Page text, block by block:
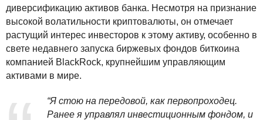
диверсификацию активов банка. Несмотря на признание
высокой волатильности криптовалюты, он отмечает
растущий интерес инвесторов к этому активу, особенно в
свете недавнего запуска биржевых фондов биткоина
компанией BlackRock, крупнейшим управляющим
активами в мире.
“Я стою на передовой, как первопроходец.
Ранее я управлял инвестиционным фондом, и